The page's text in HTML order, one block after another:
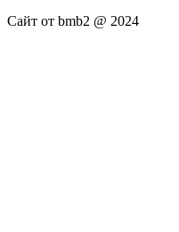
Сайт от bmb2 @ 2024